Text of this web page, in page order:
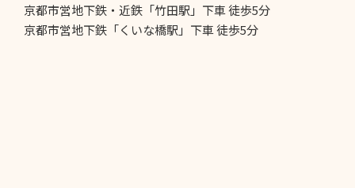
京都市営地下鉄・近鉄「竹田駅」下車 徒歩5分
京都市営地下鉄「くいな橋駅」下車 徒歩5分